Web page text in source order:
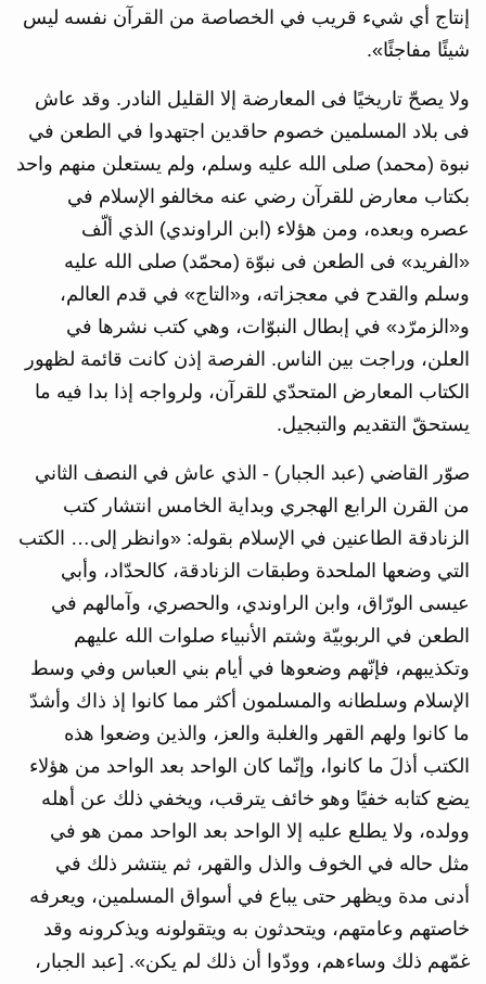
إنتاج أي شيء قريب في الخصاصة من القرآن نفسه ليس
شيئًا مفاجئًا».
ولا يصحّ تاريخيًا فى المعارضة إلا القليل النادر. وقد عاش
فى بلاد المسلمين خصوم حاقدين اجتهدوا في الطعن في
نبوة (محمد) صلى الله عليه وسلم، ولم يستعلن منهم واحد
بكتاب معارض للقرآن رضي عنه مخالفو الإسلام في
عصره وبعده، ومن هؤلاء (ابن الراوندي) الذي ألّف
«الفريد» فى الطعن فى نبوّة (محمّد) صلى الله عليه
وسلم والقدح في معجزاته، و«التاج» في قدم العالم،
و«الزمرّد» في إبطال النبوّات، وهي كتب نشرها في
العلن، وراجت بين الناس. الفرصة إذن كانت قائمة لظهور
الكتاب المعارض المتحدّي للقرآن، ولرواجه إذا بدا فيه ما
يستحقّ التقديم والتبجيل.
صوّر القاضي (عبد الجبار) - الذي عاش في النصف الثاني
من القرن الرابع الهجري وبداية الخامس انتشار كتب
الزنادقة الطاعنين في الإسلام بقوله: «وانظر إلى… الكتب
التي وضعها الملحدة وطبقات الزنادقة، كالحدّاد، وأبي
عيسى الورّاق، وابن الراوندي، والحصري، وآمالهم في
الطعن في الربوبيّة وشتم الأنبياء صلوات الله عليهم
وتكذيبهم، فإنّهم وضعوها في أيام بني العباس وفي وسط
الإسلام وسلطانه والمسلمون أكثر مما كانوا إذ ذاك وأشدّ
ما كانوا ولهم القهر والغلبة والعز، والذين وضعوا هذه
الكتب أذلَ ما كانوا، وإنّما كان الواحد بعد الواحد من هؤلاء
يضع كتابه خفيًا وهو خائف يترقب، ويخفي ذلك عن أهله
وولده، ولا يطلع عليه إلا الواحد بعد الواحد ممن هو في
مثل حاله في الخوف والذل والقهر، ثم ينتشر ذلك في
أدنى مدة ويظهر حتى يباع في أسواق المسلمين، ويعرفه
خاصتهم وعامتهم، ويتحدثون به ويتقولونه ويذكرونه وقد
غمّهم ذلك وساءهم، وودّوا أن ذلك لم يكن». [عبد الجبار،